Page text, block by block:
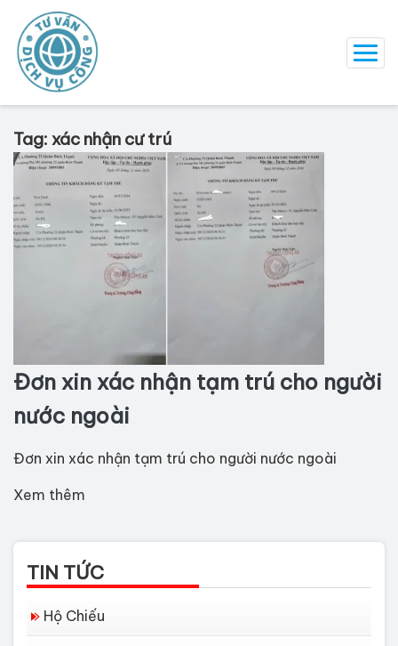
Tag: xác nhận cư trú
Đơn xin xác nhận tạm trú cho người
nước ngoài
Đơn xin xác nhận tạm trú cho người nước ngoài
Xem thêm
TIN TỨC
Hộ Chiếu